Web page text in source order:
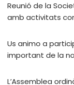
Reunió de la
amb activitats
Us animo a
important de la
L’Assemblea